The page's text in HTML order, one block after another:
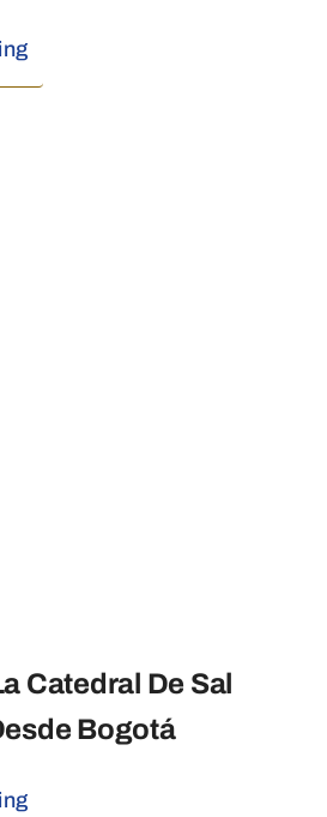
Catedral De Sal
Bogotá